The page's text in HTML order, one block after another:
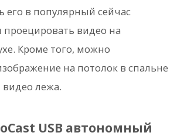
его в популярный сейчас
видео на
Кроме того, можно
на потолок в спальне
видео лежа.
USB автономный